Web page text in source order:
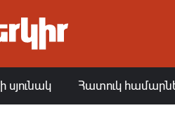
սյունակ Հատուկ